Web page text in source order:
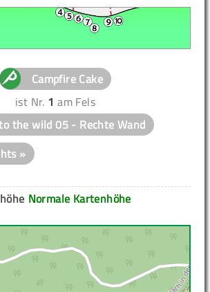
Campfire Cake
ist Nr. 1 am Fels
the wild 05 - Rechte Wand
»
Normale Kartenhöhe